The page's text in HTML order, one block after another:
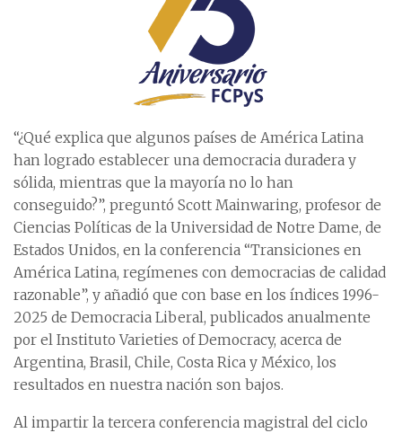
“¿Qué explica que algunos países de América Latina
han logrado establecer una democracia duradera y
sólida, mientras que la mayoría no lo han
conseguido?”, preguntó Scott Mainwaring, profesor de
Ciencias Políticas de la Universidad de Notre Dame, de
Estados Unidos, en la conferencia “Transiciones en
América Latina, regímenes con democracias de calidad
razonable”, y añadió que con base en los índices 1996-
2025 de Democracia Liberal, publicados anualmente
por el Instituto Varieties of Democracy, acerca de
Argentina, Brasil, Chile, Costa Rica y México, los
resultados en nuestra nación son bajos.
Al impartir la tercera conferencia magistral del ciclo